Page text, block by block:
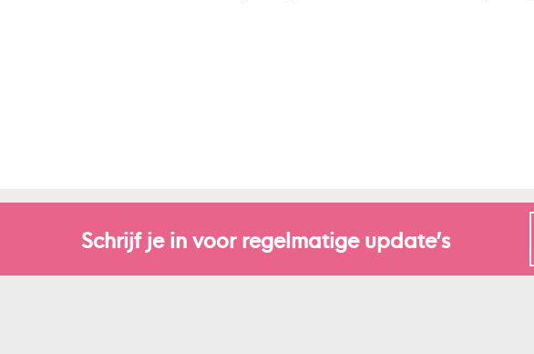
Schrijf je in voor regelmatige update’s